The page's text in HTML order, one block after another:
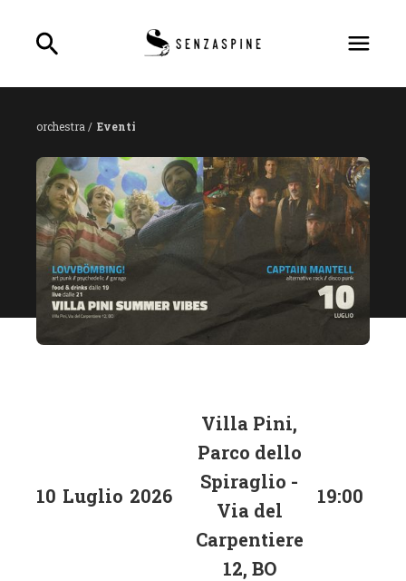
orchestra / Eventi
10 Luglio 2026
Villa Pini,
Parco dello
Spiraglio -
Via del
Carpentiere
12, BO
19:00